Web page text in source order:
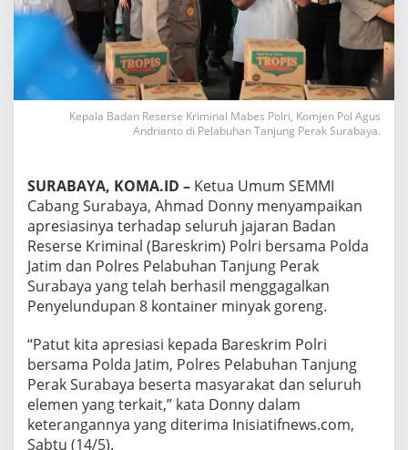
a
s
i
B
a
r
e
s
m
G
a
g
a
l
k
a
P
e
n
y
e
l
Kepala Badan Reserse Kriminal Mabes Polri, Komjen Pol Agus
Andrianto di Pelabuhan Tanjung Perak Surabaya.
SURABAYA, KOMA.ID – Ketua Umum SEMMI
Cabang Surabaya, Ahmad Donny menyampaikan
apresiasinya terhadap seluruh jajaran Badan
Reserse Kriminal (Bareskrim) Polri bersama Polda
Jatim dan Polres Pelabuhan Tanjung Perak
Surabaya yang telah berhasil menggagalkan
Penyelundupan 8 kontainer minyak goreng.
“Patut kita apresiasi kepada Bareskrim Polri
bersama Polda Jatim, Polres Pelabuhan Tanjung
Perak Surabaya beserta masyarakat dan seluruh
elemen yang terkait,” kata Donny dalam
keterangannya yang diterima Inisiatifnews.com,
Sabtu (14/5).